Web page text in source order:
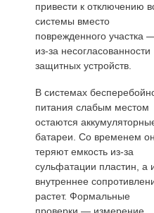
привести к отключению
системы вместо
поврежденного участка
из-за несогласованности
защитных устройств.
В системах
питания слабым местом
остаются
батареи. Со временем
теряют емкость из-за
сульфатации пластин, а
внутреннее
растет. Формальные